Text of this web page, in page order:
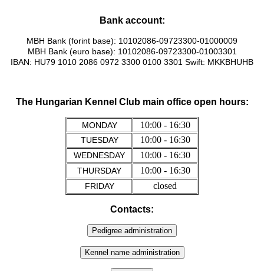
Bank account:
MBH Bank (forint base): 10102086-09723300-01000009
MBH Bank (euro base): 10102086-09723300-01003301
IBAN: HU79 1010 2086 0972 3300 0100 3301 Swift: MKKBHUHB
The Hungarian Kennel Club main office open hours:
MONDAY 10:00 - 16:30
TUESDAY 10:00 - 16:30
WEDNESDAY 10:00 - 16:30
THURSDAY 10:00 - 16:30
FRIDAY closed
Contacts: